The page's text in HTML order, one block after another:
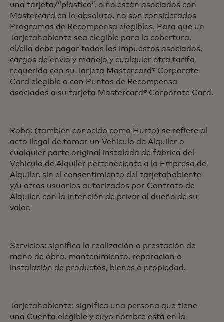
una tarjeta/“plástico”, o no están asociados con
Mastercard en lo absoluto, no son considerados
Programas de Recompensa elegibles. Para que un
Tarjetahabiente sea elegible para la cobertura,
él/ella debe pagar todos los impuestos asociados,
cargos de envío y manejo y cualquier otra tarifa
requerida con su Tarjeta Mastercard® Corporate
Card elegible o con Puntos de Recompensa
asociados a su tarjeta Mastercard® Corporate Card.
Robo: (también conocido como Hurto) se refiere al
acto ilegal de tomar un Vehículo de Alquiler o
cualquier parte original instalada de fábrica del
Vehículo de Alquiler perteneciente a la Empresa de
Alquiler, sin el consentimiento del tarjetahabiente
y/u otros usuarios autorizados por Contrato de
Alquiler, con la intención de privar al dueño de su
valor.
Servicios: significa la realización o prestación de
mano de obra, mantenimiento, reparación o
instalación de productos, bienes o propiedad.
Tarjetahabiente: significa una persona que tiene
una Cuenta elegible y cuyo nombre está en la